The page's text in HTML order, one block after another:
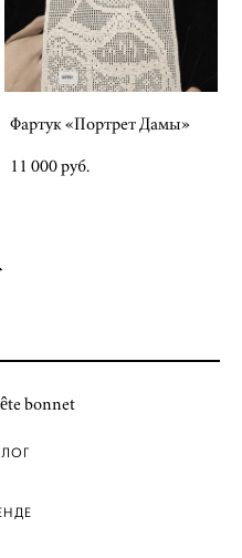
Фартук «Портрет Дамы»
11 000 pуб.
bonnet